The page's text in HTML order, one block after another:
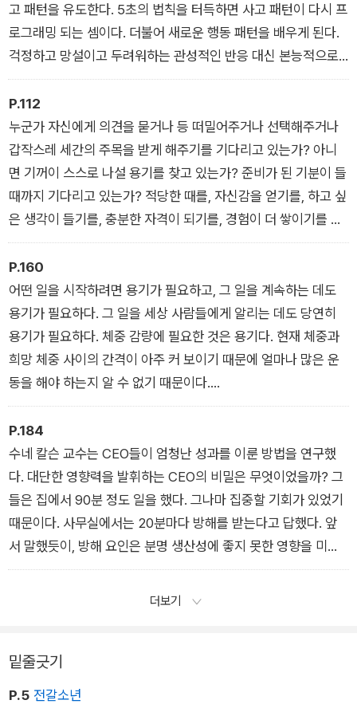
고 패턴을 유도한다. 5초의 법칙을 터득하면 사고 패턴이 다시 프
로그래밍 되는 셈이다. 더불어 새로운 행동 패턴을 배우게 된다.
걱정하고 망설이고 두려워하는 관성적인 반응 대신 본능적으로
용기 있게 행동하는 자신의 모습을 발견할 수 있을 것이다.
시간이 지나면 다른 것도 찾게 될 것이다. 진정한 자신감과 자부
심이다. 목표를 소중히 여기고 자신에게 중요한 작은 성공을 이뤘
을 때 진정한 자신감과 자부심이 생긴다.
P.112
누군가 자신에게 의견을 묻거나 등 떠밀어주거나 선택해주거나
갑작스레 세간의 주목을 받게 해주기를 기다리고 있는가? 아니
면 기꺼이 스스로 나설 용기를 찾고 있는가? 준비가 된 기분이 들
때까지 기다리고 있는가? 적당한 때를, 자신감을 얻기를, 하고 싶
은 생각이 들기를, 충분한 자격이 되기를, 경험이 더 쌓이기를 기
다리고 있는가?
다음이나 두 번째 기회, 타임아웃은 없다. 더 이상 기다리지 말자.
지금이 아니면 기회는 결코 없다. 기다림은 단지 미루는 것이 아
니다. 훨씬 더 위험한 짓이다. 지금은 적당한 때가 아니라고 의도
적으로 설득하고 있기 때문이다. 자신의 꿈에 반하는 일을 적극적
으로 하는 셈이다.
P.160
어떤 일을 시작하려면 용기가 필요하고, 그 일을 계속하는 데도
용기가 필요하다. 그 일을 세상 사람들에게 알리는 데도 당연히
용기가 필요하다. 체중 감량에 필요한 것은 용기다. 현재 체중과
희망 체중 사이의 간격이 아주 커 보이기 때문에 얼마나 많은 운
동을 해야 하는지 알 수 없기 때문이다.
간단히 말하면, 현재의 내 모습과 스스로 바라는 모습 사이의 간
격이 너무 커서 그 간격을 메우는 일이 불가능하다고 생각하기 때
문이다. 그런 생각이 드는 건 정상이지만, 머릿속을 가득 채우도
록 내버려두는 일은 일종의 자기 학대다.
P.184
수네 칼슨 교수는 CEO들이 엄청난 성과를 이룬 방법을 연구했
다. 대단한 영향력을 발휘하는 CEO의 비밀은 무엇이었을까? 그
들은 집에서 90분 정도 일을 했다. 그나마 집중할 기회가 있었기
때문이다. 사무실에서는 20분마다 방해를 받는다고 답했다. 앞
서 말했듯이, 방해 요인은 분명 생산성에 좋지 못한 영향을 미친
다.
더보기
밑줄긋기
P.5 전갈소년